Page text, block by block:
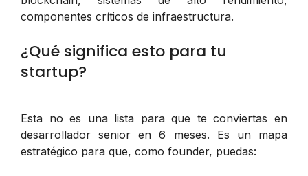
componentes críticos de infraestructura.
¿Qué significa esto para tu
startup?
Esta no es una lista para que te conviertas en
desarrollador senior en 6 meses. Es un mapa
estratégico para que, como founder, puedas: